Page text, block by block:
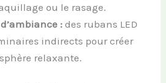
ou le rasage.
:des rubans LED
indirects pour créer
relaxante.